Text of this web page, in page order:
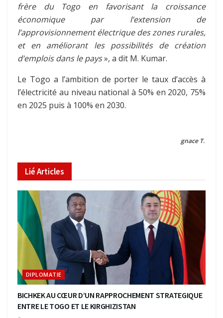
frère du Togo en favorisant la croissance
économique par l’extension de
l’approvisionnement électrique des zones rurales,
et en améliorant les possibilités de création
d’emplois dans le pays», a dit M. Kumar.
Le Togo a l’ambition de porter le taux d’accès à
l’électricité au niveau national à 50% en 2020, 75%
en 2025 puis à 100% en 2030.
gnace T.
LiéArticles
DIPLOMATIE
BICHKEK AU CŒUR D’UN RAPPROCHEMENT STRATEGIQUE
ENTRE LE TOGO ET LE KIRGHIZISTAN